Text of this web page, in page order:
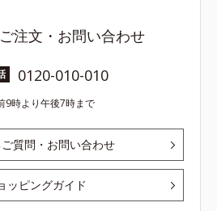
注文・お問い合わせ
0120-010-010
9時より午後7時まで
質問・お問い合わせ
ッピングガイド